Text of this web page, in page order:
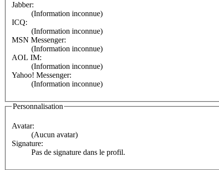
Jabber:
(Information inconnue)
ICQ:
(Information inconnue)
MSN Messenger:
(Information inconnue)
AOL IM:
(Information inconnue)
Yahoo! Messenger:
(Information inconnue)
Personnalisation
Avatar:
(Aucun avatar)
Signature:
Pas de signature dans le profil.